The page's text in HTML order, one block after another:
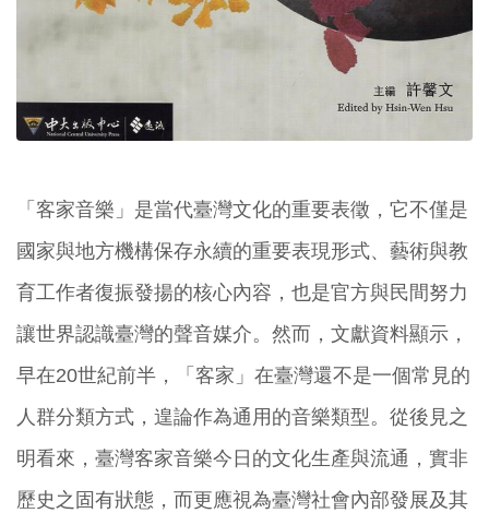
「客家音樂」是當代臺灣文化的重要表徵，它不僅是
國家與地方機構保存永續的重要表現形式、藝術與教
育工作者復振發揚的核心內容，也是官方與民間努力
讓世界認識臺灣的聲音媒介。然而，文獻資料顯示，
早在20世紀前半，「客家」在臺灣還不是一個常見的
人群分類方式，遑論作為通用的音樂類型。從後見之
明看來，臺灣客家音樂今日的文化生產與流通，實非
歷史之固有狀態，而更應視為臺灣社會內部發展及其